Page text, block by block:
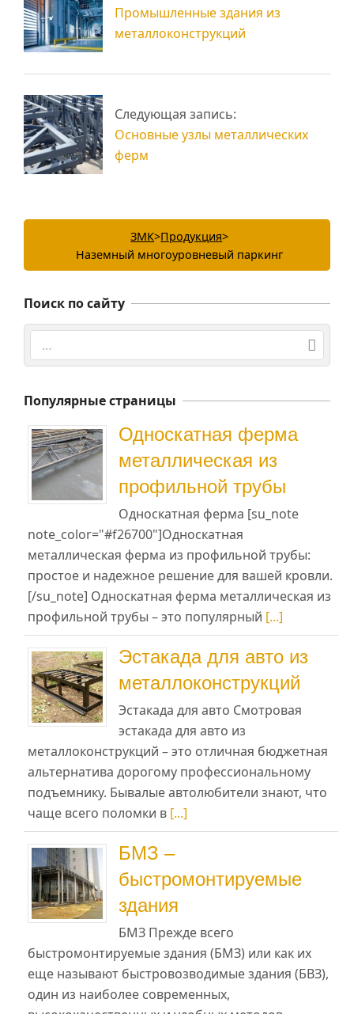
Промышленные здания из
металлоконструкций
Следующая запись:
Основные узлы металлических
ферм
ЗМК>Продукция>
Наземный многоуровневый паркинг
Поиск по сайту
Поиск
Популярные страницы
Односкатная ферма
металлическая из
профильной трубы
Односкатная ферма [su_note
note_color="#f26700"]Односкатная
металлическая ферма из профильной трубы:
простое и надежное решение для вашей кровли.
[/su_note] Односкатная ферма металлическая из
профильной трубы – это популярный [...]
Эстакада для авто из
металлоконструкций
Эстакада для авто Смотровая
эстакада для авто из
металлоконструкций – это отличная бюджетная
альтернатива дорогому профессиональному
подъемнику. Бывалые автолюбители знают, что
чаще всего поломки в [...]
БМЗ –
быстромонтируемые
здания
БМЗ Прежде всего
быстромонтируемые здания (БМЗ) или как их
еще называют быстровозводимые здания (БВЗ),
один из наиболее современных,